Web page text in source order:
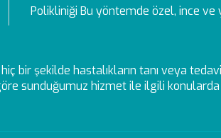
Polikliniği Bu yöntemde özel, ince ve
bir şekilde hastalıkların tanı veya
sunduğumuz hizmet ile ilgili konularda